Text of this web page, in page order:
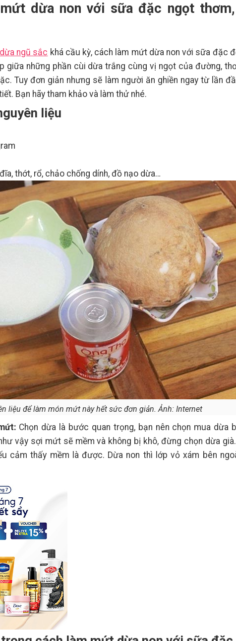
dừa non với sữa đặc ngọt
ngũ sắc khá cầu kỳ, cách làm mứt dừa non với sữa đặc
giữa những phần cùi dừa trắng cùng vị ngọt của đường,
Tuy đơn giản nhưng sẽ làm người ăn ghiền ngay từ lần
Bạn hãy tham khảo và làm thử nhé.
liệu
thớt, rổ, chảo chống dính, đồ nạo dừa…
liệu để làm món mứt này hết sức đơn giản. Ảnh: Internet
Chọn dừa là bước quan trọng, bạn nên chọn mua dừa
vậy sợi mứt sẽ mềm và không bị khô, đừng chọn dừa
cảm thấy mềm là được. Dừa non thì lớp vỏ xám bên